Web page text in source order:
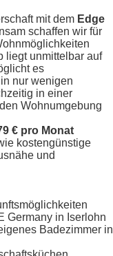
mit dem Edge
schaffen wir für
liegt unmittelbar auf
es
nur wenigen
in einer
Wohnumgebung
€ pro Monat
kostengünstige
und
Germany in Iserlohn
Badezimmer in